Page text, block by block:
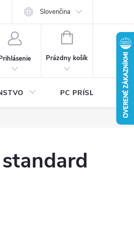
Písalo sa o nás
Slovenčina
NÁKUPNÝ
Prázdny košík
PC